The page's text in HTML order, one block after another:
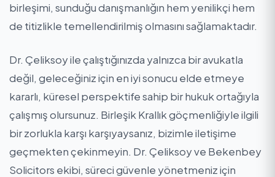
birleşimi, sunduğu danışmanlığın hem yenilikçi hem
de titizlikle temellendirilmiş olmasını sağlamaktadır.
Dr. Çeliksoy ile çalıştığınızda yalnızca bir avukatla
değil, geleceğiniz için en iyi sonucu elde etmeye
kararlı, küresel perspektife sahip bir hukuk ortağıyla
çalışmış olursunuz. Birleşik Krallık göçmenliğiyle ilgili
bir zorlukla karşı karşıyaysanız, bizimle iletişime
geçmekten çekinmeyin. Dr. Çeliksoy ve Bekenbey
Solicitors ekibi, süreci güvenle yönetmeniz için